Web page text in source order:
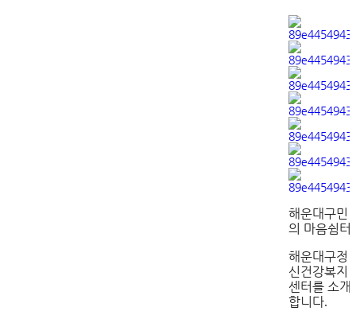
해운대구민
의 마음쉼터
해운대구정
신건강복지
센터를 소개
합니다.